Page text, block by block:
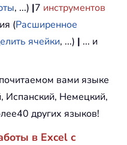
, ...) |7 инструментов
(Расширенное
ячейки, ...) | ... и
вами языке
Испанский, Немецкий,
других языков!
в Excel с